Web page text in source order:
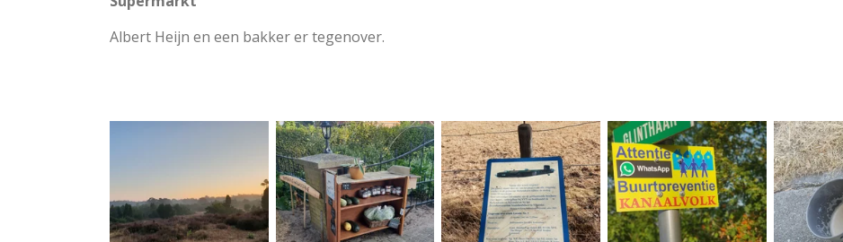
Albert Heijn en een bakker er tegenover.